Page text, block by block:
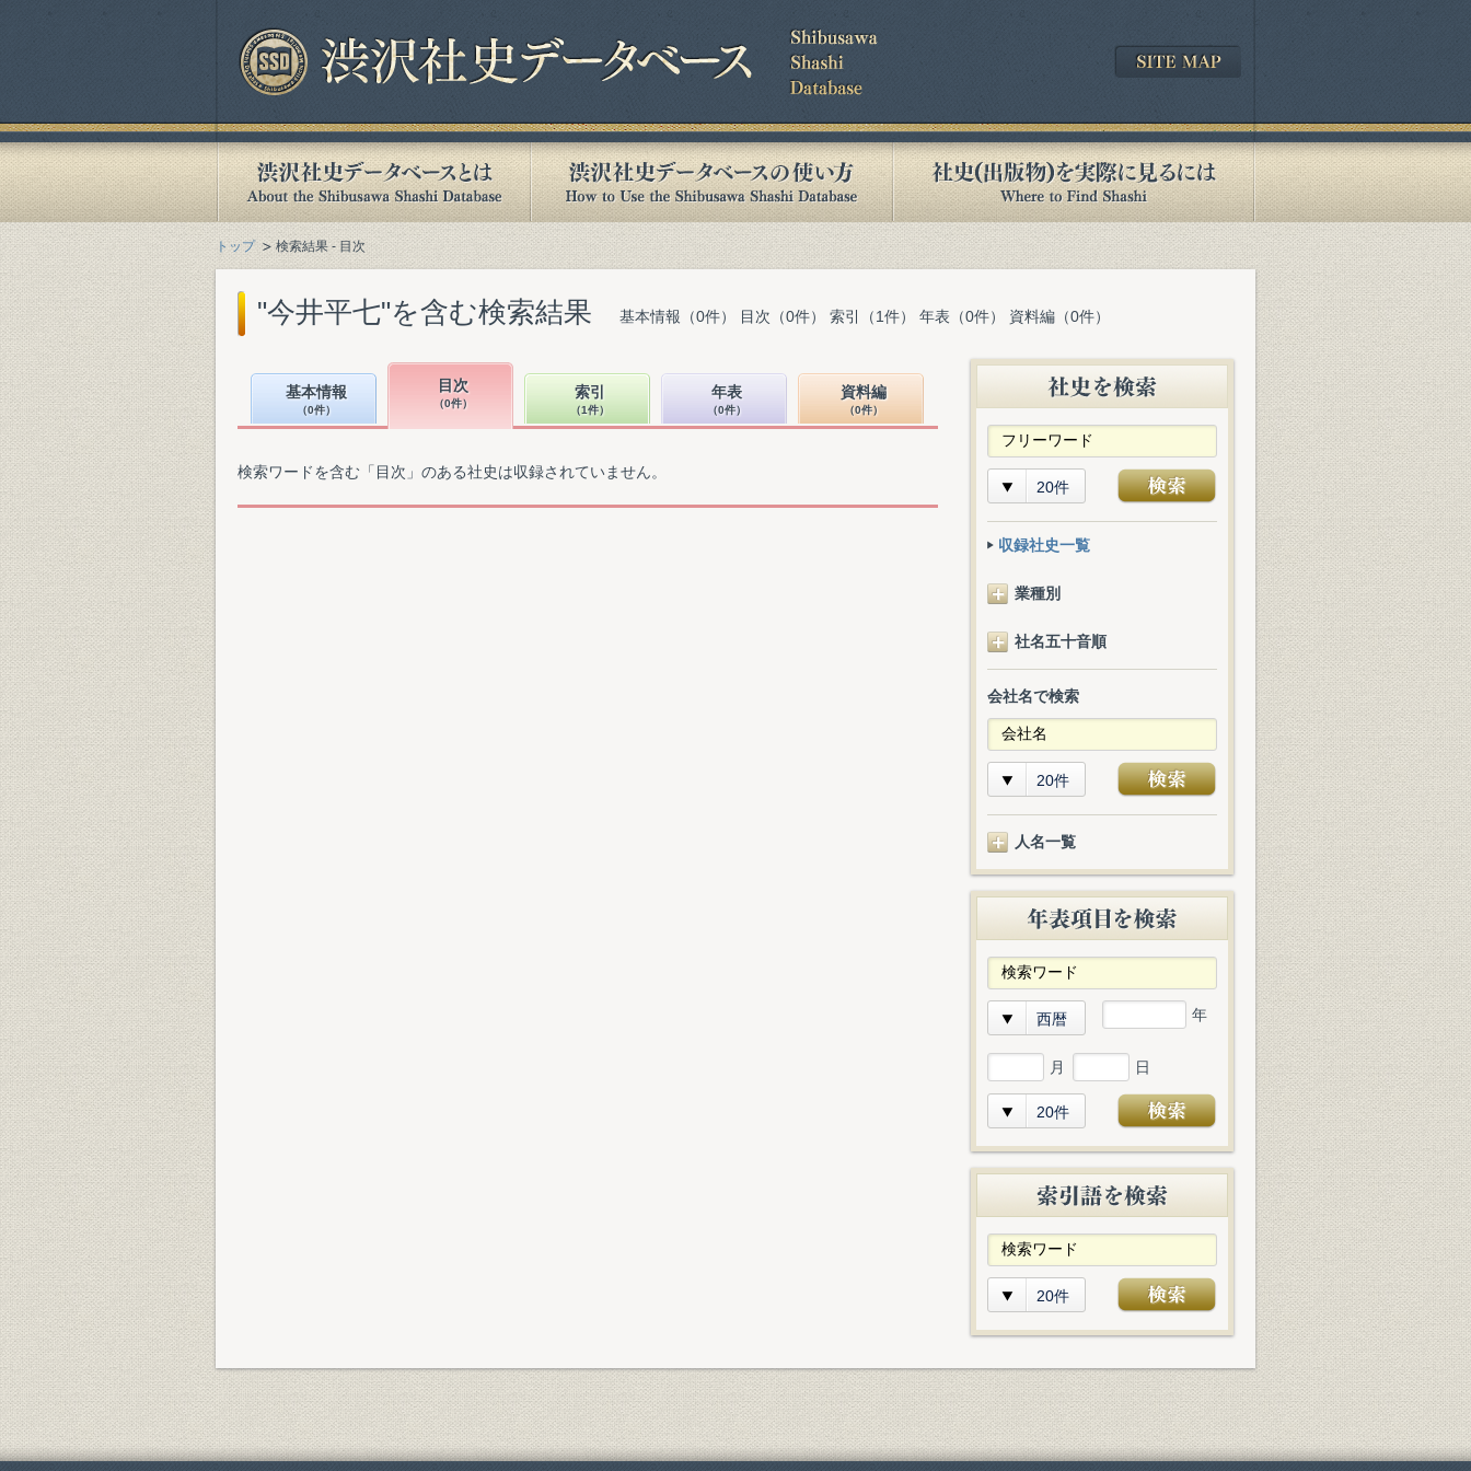
トップ 検索結果 - 目次
"今井平七"を含む検索結果 基本情報（0件） 目次（0件） 索引（1件） 年表（0件） 資料編（0件）
基本情報
（0件）
目次
（0件）
索引
（1件）
年表
（0件）
資料編
（0件）
検索ワードを含む「目次」のある社史は収録されていません。
20件
収録社史一覧
業種別
社名五十音順
会社名で検索
20件
人名一覧
西暦 年
月 日
20件
20件